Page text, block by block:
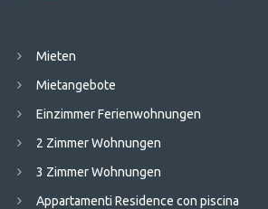
Mieten
Mietangebote
Einzimmer Ferienwohnungen
2 Zimmer Wohnungen
3 Zimmer Wohnungen
Appartamenti Residence con piscina